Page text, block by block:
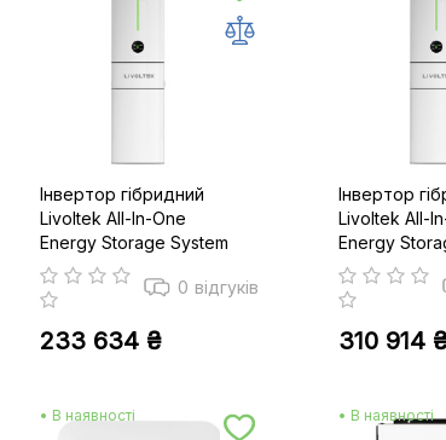
Інвертор гібридний
Livoltek All-In-One
Energy Storage System
ESS 5/10 kWth
0 відгуків
233 634 ₴
Інвертор
Livoltek All-
Energy
ESS 5/15 kWth
310 914
• В наявності • В наявності